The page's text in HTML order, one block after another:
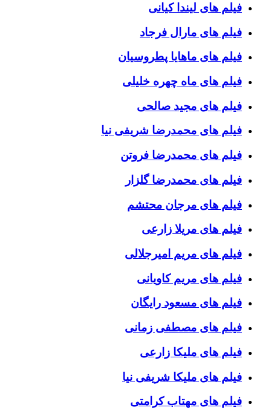
فیلم های لیندا کیانی
فیلم های مارال فرجاد
فیلم های ماهایا پطروسیان
فیلم های ماه چهره خلیلی
فیلم های مجید صالحی
فیلم های محمدرضا شریفی نیا
فیلم های محمدرضا فروتن
فیلم های محمدرضا گلزار
فیلم های مرجان محتشم
فیلم های مریلا زارعی
فیلم های مریم امیرجلالی
فیلم های مریم کاویانی
فیلم های مسعود رایگان
فیلم های مصطفی زمانی
فیلم های ملیکا زارعی
فیلم های ملیکا شریفی نیا
فیلم های مهتاب کرامتی